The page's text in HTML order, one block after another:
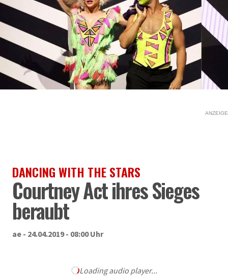
ANZEIGE
DANCING WITH THE STARS
Courtney Act ihres Sieges
beraubt
ae - 24.04.2019 - 08:00 Uhr
Loading audio player...